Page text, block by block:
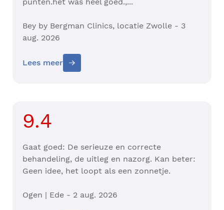
Bey by Bergman Clinics, locatie Zwolle - 3
aug. 2026
Lees meer
9.4
Gaat goed: De serieuze en correcte
behandeling, de uitleg en nazorg. Kan beter:
Geen idee, het loopt als een zonnetje.
Ogen | Ede - 2 aug. 2026